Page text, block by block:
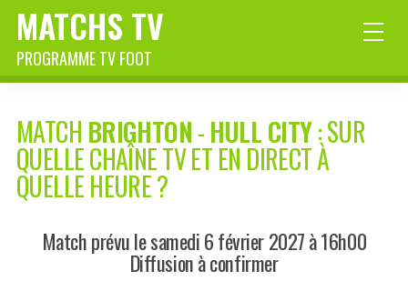
MATCHS TV
PROGRAMME TV FOOT
MATCH BRIGHTON-HULL CITY: SUR
QUELLE CHAÎNE TV ET EN DIRECT À
QUELLE HEURE ?
Match prévu le samedi 6 février 2027 à 16h00
Diffusion à confirmer